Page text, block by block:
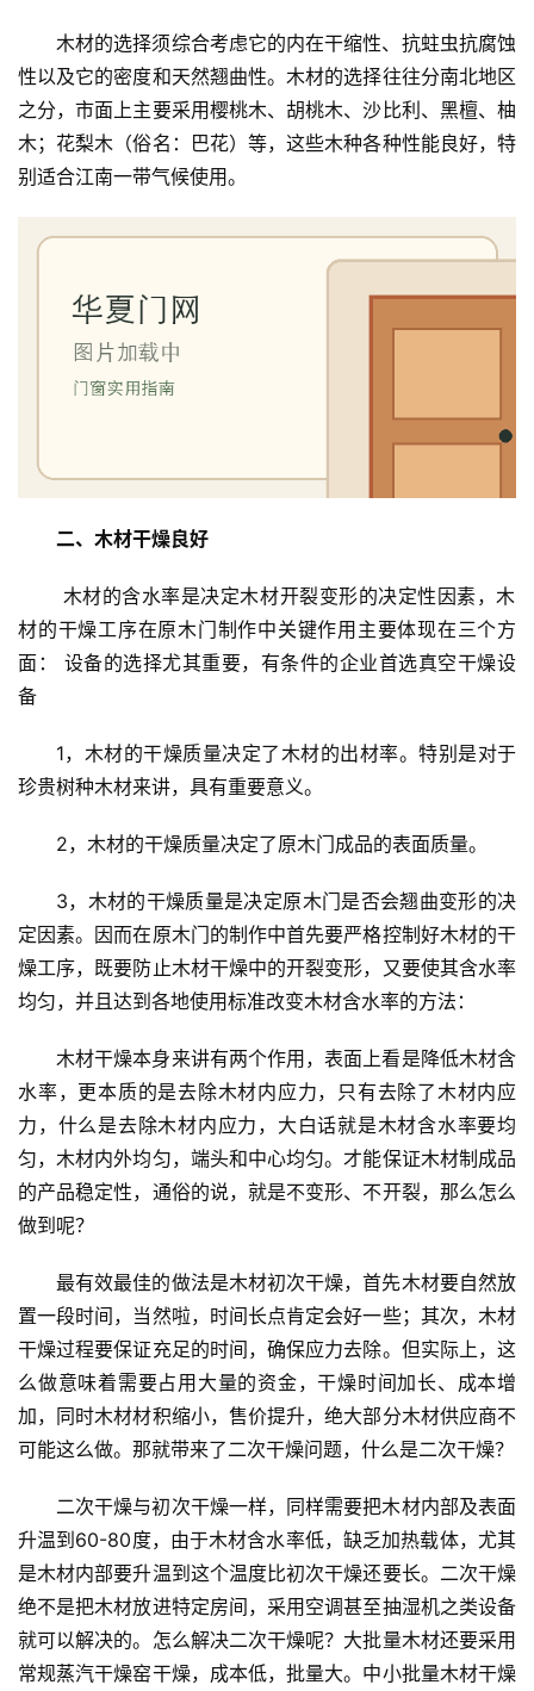
木材的选择须综合考虑它的内在干缩性、抗蛀虫抗腐蚀
性以及它的密度和天然翘曲性。木材的选择往往分南北地区
之分，市面上主要采用樱桃木、胡桃木、沙比利、黑檀、柚
木；花梨木（俗名：巴花）等，这些木种各种性能良好，特
别适合江南一带气候使用。
二、木材干燥良好
材的干燥工序在原木门制作中关键作用主要体现在三个方
面： 设备的选择尤其重要，有条件的企业首选真空干燥设
备
1，木材的干燥质量决定了木材的出材率。特别是对于
珍贵树种木材来讲，具有重要意义。
2，木材的干燥质量决定了原木门成品的表面质量。
3，木材的干燥质量是决定原木门是否会翘曲变形的决
定因素。因而在原木门的制作中首先要严格控制好木材的干
燥工序，既要防止木材干燥中的开裂变形，又要使其含水率
均匀，并且达到各地使用标准改变木材含水率的方法：
木材干燥本身来讲有两个作用，表面上看是降低木材含
水率，更本质的是去除木材内应力，只有去除了木材内应
力，什么是去除木材内应力，大白话就是木材含水率要均
匀，木材内外均匀，端头和中心均匀。才能保证木材制成品
的产品稳定性，通俗的说，就是不变形、不开裂，那么怎么
做到呢？
最有效最佳的做法是木材初次干燥，首先木材要自然放
置一段时间，当然啦，时间长点肯定会好一些；其次，木材
干燥过程要保证充足的时间，确保应力去除。但实际上，这
么做意味着需要占用大量的资金，干燥时间加长、成本增
加，同时木材材积缩小，售价提升，绝大部分木材供应商不
可能这么做。那就带来了二次干燥问题，什么是二次干燥？
二次干燥与初次干燥一样，同样需要把木材内部及表面
升温到60-80度，由于木材含水率低，缺乏加热载体，尤其
是木材内部要升温到这个温度比初次干燥还要长。二次干燥
绝不是把木材放进特定房间，采用空调甚至抽湿机之类设备
就可以解决的。怎么解决二次干燥呢？大批量木材还要采用
常规蒸汽干燥窑干燥，成本低，批量大。中小批量木材干燥